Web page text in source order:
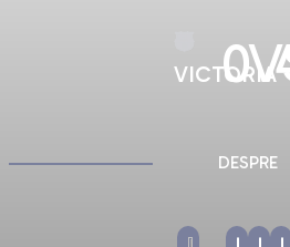
VICTORIA
0
DESPRE